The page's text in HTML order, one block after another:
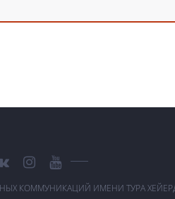
КОММУНИКАЦИЙ ИМЕНИ ТУРА